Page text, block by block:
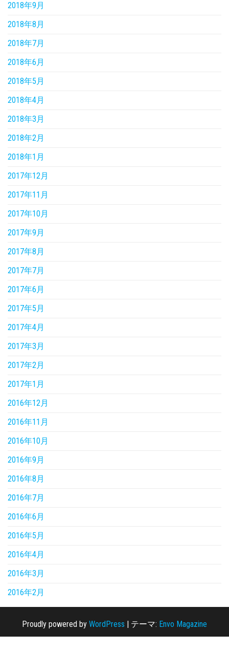
2018年9月
2018年8月
2018年7月
2018年6月
2018年5月
2018年4月
2018年3月
2018年2月
2018年1月
2017年12月
2017年11月
2017年10月
2017年9月
2017年8月
2017年7月
2017年6月
2017年5月
2017年4月
2017年3月
2017年2月
2017年1月
2016年12月
2016年11月
2016年10月
2016年9月
2016年8月
2016年7月
2016年6月
2016年5月
2016年4月
2016年3月
2016年2月
Proudly powered by WordPress | テーマ: Envo Magazine